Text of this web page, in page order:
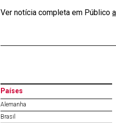
Ver notícia completa em Público
Países
Alemanha
Brasil